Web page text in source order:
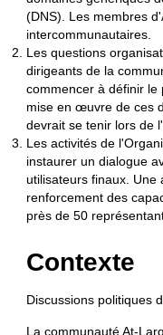
(DNS). Les membres
intercommunautaires.
Les questions
dirigeants de la
commencer à définir le
mise en œuvre de ces
devrait se tenir lors de
Les activités de
instaurer un dialogue
utilisateurs finaux. Une
renforcement des
près de 50
Contexte
Discussions politiques
La communauté At-